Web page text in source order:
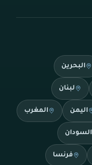
البحرين
لبنان
اليمن المغرب
السودان
فرنسا